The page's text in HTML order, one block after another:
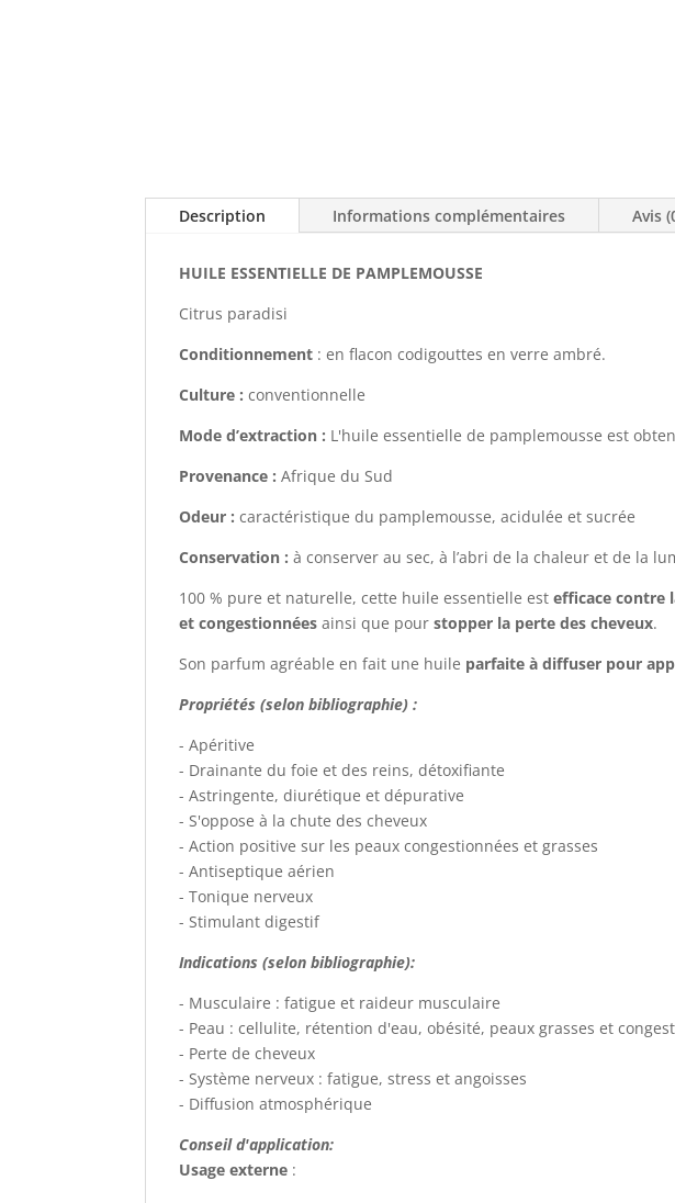
Description Informations complémentaires Avis
HUILE ESSENTIELLE DE PAMPLEMOUSSE
Citrus paradisi
Conditionnement : en flacon codigouttes en verre ambré.
Culture : conventionnelle
Mode d’extraction : L'huile essentielle de pamplemousse est
Provenance : Afrique du Sud
Odeur : caractéristique du pamplemousse, acidulée et sucrée
Conservation : à conserver au sec, à l’abri de la chaleur et de la
100 % pure et naturelle, cette huile essentielle est efficace contre
et congestionnées ainsi que pour stopper la perte des cheveux.
Son parfum agréable en fait une huile parfaite à diffuser pour
Propriétés (selon bibliographie) :
- Apéritive
- Drainante du foie et des reins, détoxifiante
- Astringente, diurétique et dépurative
- S'oppose à la chute des cheveux
- Action positive sur les peaux congestionnées et grasses
- Antiseptique aérien
- Tonique nerveux
- Stimulant digestif
Indications (selon bibliographie):
- Musculaire : fatigue et raideur musculaire
- Peau : cellulite, rétention d'eau, obésité, peaux grasses et
- Perte de cheveux
- Système nerveux : fatigue, stress et angoisses
- Diffusion atmosphérique
Conseil d'application:
Usage externe :